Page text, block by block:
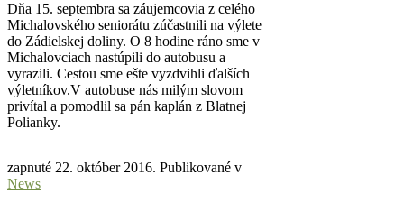
Dňa 15. septembra sa záujemcovia z celého
Michalovského seniorátu zúčastnili na výlete
do Zádielskej doliny. O 8 hodine ráno sme v
Michalovciach nastúpili do autobusu a
vyrazili. Cestou sme ešte vyzdvihli ďalších
výletníkov.V autobuse nás milým slovom
privítal a pomodlil sa pán kaplán z Blatnej
Polianky.
zapnuté 22. október 2016. Publikované v
News